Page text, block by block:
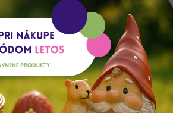
Oceňovaný obchod
98% na Heureka.sk